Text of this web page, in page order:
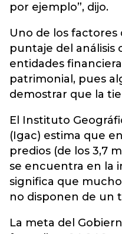
por ejemplo”, dijo.
Uno de los factores
puntaje del análisis
entidades
patrimonial, pues
demostrar que la
El Instituto
(Igac) estima que
predios (de los 3,7
se encuentra en la
significa que
no disponen de un
La meta del